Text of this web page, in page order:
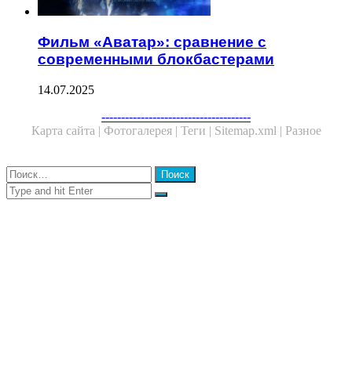
Фильм «Аватар»: сравнение с
современными блокбастерами
14.07.2025
--------------------------------------
Карта сайта | Фотогалерея | Теги | Sitemap.xml | Разное
Close
Найти:
Close
Search